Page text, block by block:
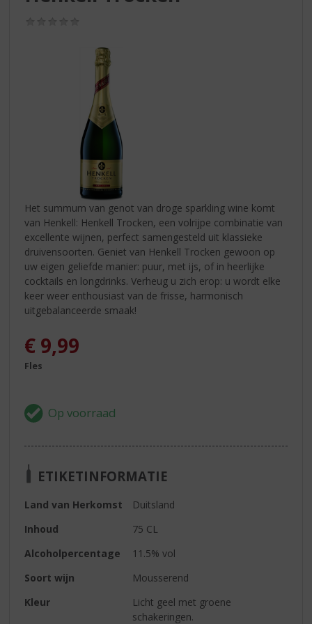
Het summum van genot van droge sparkling wine komt
van Henkell: Henkell Trocken, een volrijpe combinatie van
excellente wijnen, perfect samengesteld uit klassieke
druivensoorten. Geniet van Henkell Trocken gewoon op
uw eigen geliefde manier: puur, met ijs, of in heerlijke
cocktails en longdrinks. Verheug u zich erop: u wordt elke
keer weer enthousiast van de frisse, harmonisch
uitgebalanceerde smaak!
€ 9,99
Fles
ETIKETINFORMATIE
Land van Herkomst
Duitsland
Inhoud
75 CL
Alcoholpercentage
11.5% vol
Soort wijn
Mousserend
Kleur
Licht geel met groene
schakeringen.